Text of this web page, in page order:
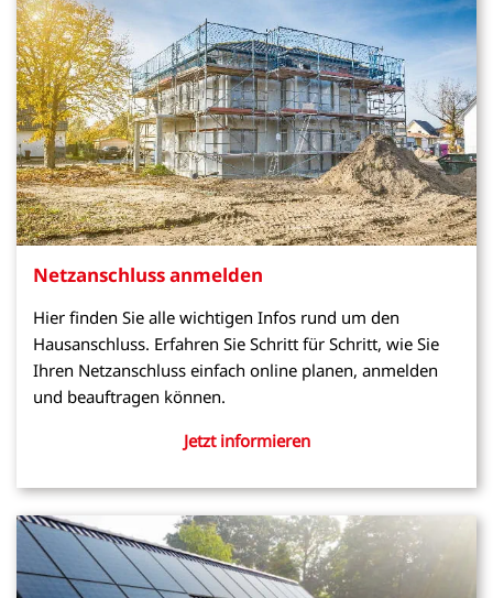
Netzanschluss anmelden
Hier finden Sie alle wichtigen Infos rund um den
Hausanschluss. Erfahren Sie Schritt für Schritt, wie Sie
Ihren Netzanschluss einfach online planen, anmelden
und beauftragen können.
Jetzt informieren